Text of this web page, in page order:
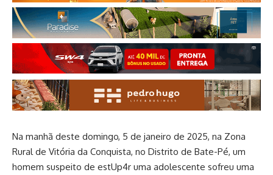
Na manhã deste domingo, 5 de janeiro de 2025, na Zona
Rural de Vitória da Conquista, no Distrito de Bate-Pé, um
homem suspeito de estUp4r uma adolescente sofreu uma